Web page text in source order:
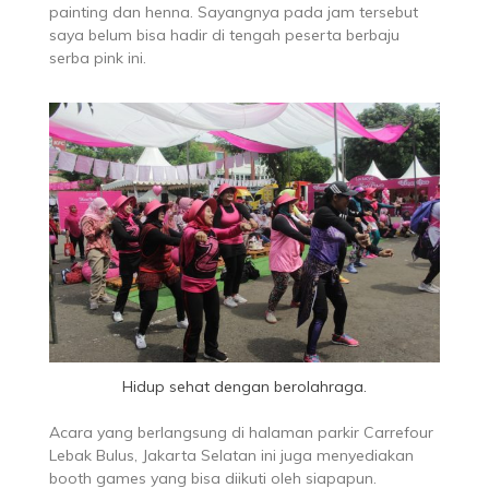
painting dan henna. Sayangnya pada jam tersebut
saya belum bisa hadir di tengah peserta berbaju
serba pink ini.
Hidup sehat dengan berolahraga.
Acara yang berlangsung di halaman parkir Carrefour
Lebak Bulus, Jakarta Selatan ini juga menyediakan
booth games yang bisa diikuti oleh siapapun.